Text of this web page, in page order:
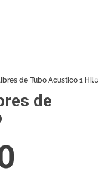
de Tubo Acustico 1 Hilo
de